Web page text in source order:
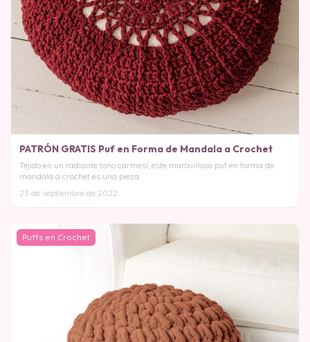
PATRÓN GRATIS Puf en Forma de Mandala a Crochet
Tejido en un radiante tono carmesí, este maravilloso puf en forma de
mandala a crochet es una pieza
23 de septiembre de 2022
Puffs en Crochet